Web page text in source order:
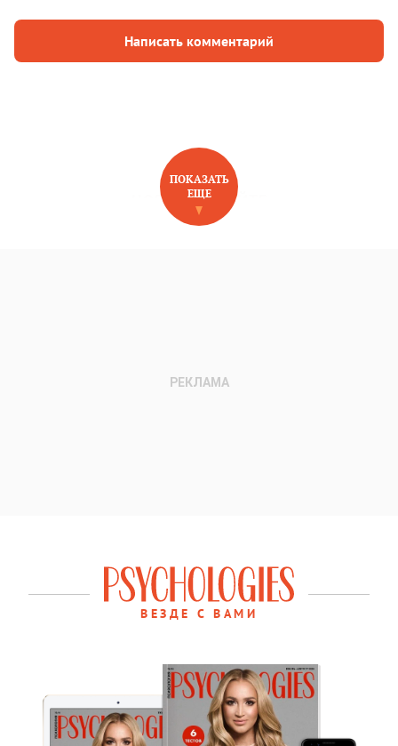
Написать комментарий
НОВОЕ НА САЙТЕ
ПОКАЗАТЬ
ЕЩЕ
ВЕЗДЕ С ВАМИ